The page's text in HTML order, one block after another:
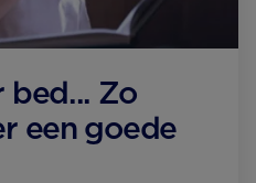
bed... Zo
een goede